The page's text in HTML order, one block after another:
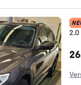
2.0